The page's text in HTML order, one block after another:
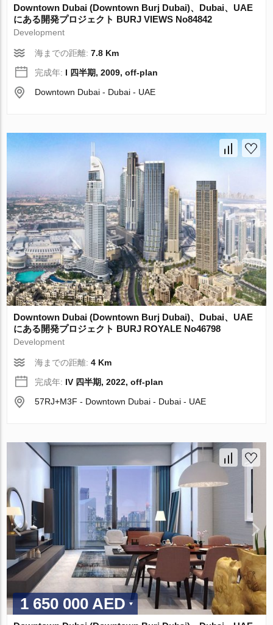
Downtown Dubai (Downtown Burj Dubai)、Dubai、UAE
にある開発プロジェクト BURJ VIEWS No84842
Development
海までの距離:7.8 Km
完成年: I 四半期, 2009, off-plan
Downtown Dubai - Dubai - UAE
Downtown Dubai (Downtown Burj Dubai)、Dubai、UAE
にある開発プロジェクト BURJ ROYALE No46798
Development
海までの距離:4 Km
完成年: IV 四半期, 2022, off-plan
57RJ+M3F - Downtown Dubai - Dubai - UAE
1 650 000 AED